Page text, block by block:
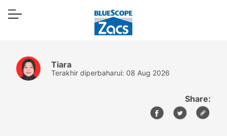
Tiara
Terakhir diperbaharui: 08 Aug 2026
Share: